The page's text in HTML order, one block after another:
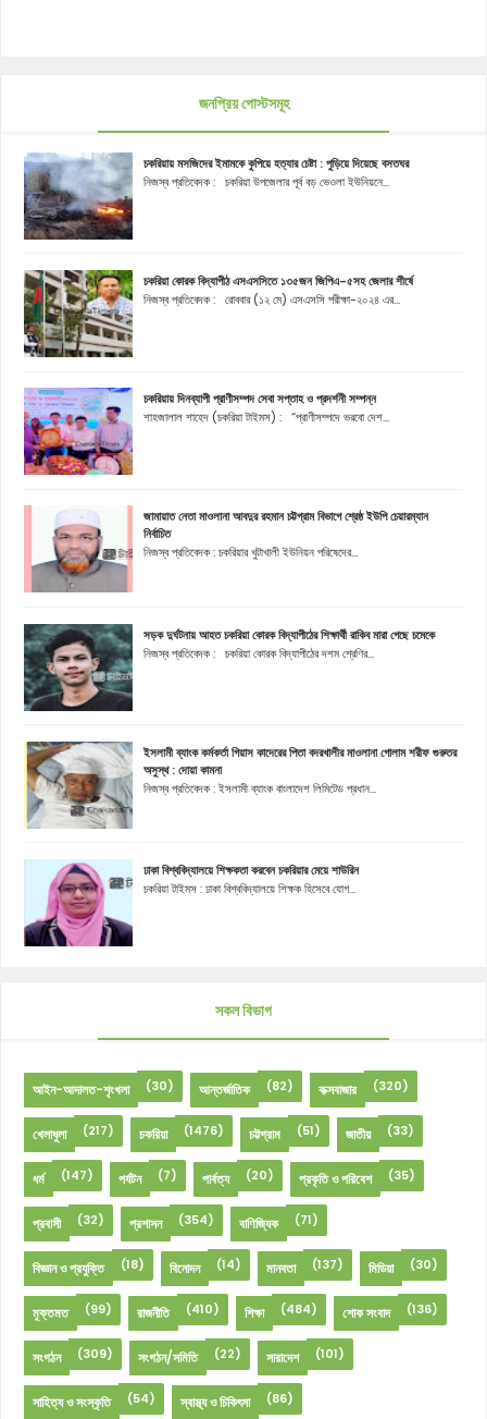
জনপ্রিয় পোস্টসমূহ
চকরিয়ায় মসজিদের ইমামকে কুপিয়ে হত্যার চেষ্টা : পুড়িয়ে দিয়েছে বসতঘর
নিজস্ব প্রতিবেদক : চকরিয়া উপজেলার পূর্ব বড় ভেওলা ইউনিয়নে...
চকরিয়া কোরক বিদ্যাপীঠ এসএসসিতে ১৩৫জন জিপিএ-৫সহ জেলার শীর্ষে
নিজস্ব প্রতিবেদক : রোববার (১২ মে) এসএসসি পরীক্ষা-২০২৪ এর...
চকরিয়ায় দিনব্যাপী প্রাণীসম্পদ সেবা সপ্তাহ ও প্রদর্শনী সম্পন্ন
শাহজালাল শাহেদ (চকরিয়া টাইমস) : “প্রাণীসম্পদে ভরবো দেশ...
জামায়াত নেতা মাওলানা আবদুর রহমান চট্টগ্রাম বিভাগে শ্রেষ্ঠ ইউপি চেয়ারম্যান
নির্বাচিত
নিজস্ব প্রতিবেদক : চকরিয়ার খুটাখালী ইউনিয়ন পরিষেদের...
সড়ক দুর্ঘটনায় আহত চকরিয়া কোরক বিদ্যাপীঠের শিক্ষার্থী রাকিব মারা গেছে চমেকে
নিজস্ব প্রতিবেদক : চকরিয়া কোরক বিদ্যাপীঠের দশম শ্রেণির...
ইসলামী ব্যাংক কর্মকর্তা গিয়াস কাদেরের পিতা বদরখালীর মাওলানা গোলাম শরীফ গুরুতর
অসুস্থ : দোয়া কামনা
নিজস্ব প্রতিবেদক : ইসলামী ব্যাংক বাংলাদেশ লিমিটেড প্রধান...
ঢাকা বিশ্ববিদ্যালয়ে শিক্ষকতা করবেন চকরিয়ার মেয়ে শাউরিন
চকরিয়া টাইমস : ঢাকা বিশ্ববিদ্যালয়ে শিক্ষক হিসেবে যোগ...
সকল বিভাগ
আইন-আদালত-শৃংখলা (30) আন্তর্জাতিক (82) কক্সবাজার (320)
খেলাধুলা (217) চকরিয়া (1476) চট্টগ্রাম (51) জাতীয় (33)
ধর্ম (147) পর্যটন (7) পার্বত্য (20) প্রকৃতি ও পরিবেশ (35)
প্রবাসী (32) প্রশাসন (354) বাণিজ্যিক (71)
বিজ্ঞান ও প্রযুক্তি (18) বিনোদন (14) মানবতা (137) মিডিয়া (30)
মুক্তমত (99) রাজনীতি (410) শিক্ষা (484) শোক সংবাদ (136)
সংগঠন (309) সংগঠন/সমিতি (22) সারাদেশ (101)
সাহিত্য ও সংস্কৃতি (54) স্বাস্থ্য ও চিকিৎসা (86)